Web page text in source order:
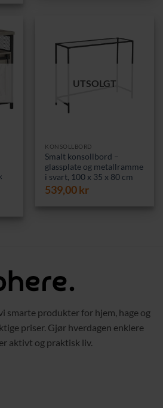
UTSOLGT
KONSOLLBORD
Smalt konsollbord –
glassplate og metallramme
i svart, 100 x 35 x 80 cm
539,00kr
smarte produkter for hjem, hage og
priser. Gjør hverdagen enklere
aktivt og praktisk liv.